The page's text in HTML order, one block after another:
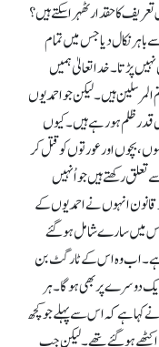
کا حقدار ٹھہرا سکتے ہیں؟
نکال دیا جس میں تمام
پڑتا۔ خدا تعالیٰ ہمیں
ہیں۔ لیکن جو احمدیوں
ظلم ہو رہے ہیں۔ کیوں
بچوں اور عورتوں کو قتل کر
رکھتے ہیں جو اُنہیں
قانون انہوں نے احمدیوں کے
اس میں سارے شامل ہو گئے
ہے۔ اب وہ اس کے ٹارگٹ بن
دوسرے پر بھی ہو گا۔ ہر
ہے کہ اس سے پہلے جو کچھ
ہو گئے تھے۔ لیکن جب